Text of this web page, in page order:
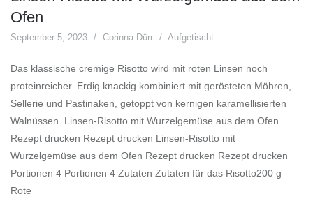
Ofen
September 5, 2023 Corinna Dürr Aufgetischt
Das klassische cremige Risotto wird mit roten Linsen noch
proteinreicher. Erdig knackig kombiniert mit gerösteten Möhren,
Sellerie und Pastinaken, getoppt von kernigen karamellisierten
Walnüssen. Linsen-Risotto mit Wurzelgemüse aus dem Ofen
Rezept drucken Rezept drucken Linsen-Risotto mit
Wurzelgemüse aus dem Ofen Rezept drucken Rezept drucken
Portionen 4 Portionen 4 Zutaten Zutaten für das Risotto200 g
Rote